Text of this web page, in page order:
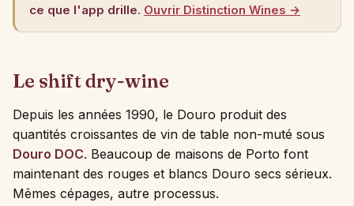
ce que l'app drille. Ouvrir Distinction Wines →
Le shift dry-wine
Depuis les années 1990, le Douro produit des
quantités croissantes de vin de table non-muté sous
Douro DOC. Beaucoup de maisons de Porto font
maintenant des rouges et blancs Douro secs sérieux.
Mêmes cépages, autre processus.